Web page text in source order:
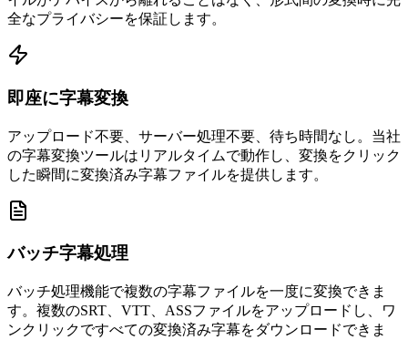
全なプライバシーを保証します。
即座に字幕変換
アップロード不要、サーバー処理不要、待ち時間なし。当社
の字幕変換ツールはリアルタイムで動作し、変換をクリック
した瞬間に変換済み字幕ファイルを提供します。
バッチ字幕処理
バッチ処理機能で複数の字幕ファイルを一度に変換できま
す。複数のSRT、VTT、ASSファイルをアップロードし、ワ
ンクリックですべての変換済み字幕をダウンロードできま